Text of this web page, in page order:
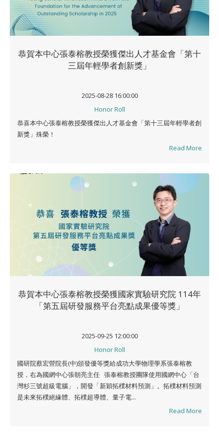
恭賀本中心張泰榕教授榮獲傑出人才基金會「第十
三屆年輕學者創新獎」
2025-08-28 16:00:00
Honor Roll
恭喜本中心張泰榕教授榮獲傑出人才基金會「第十三屆年輕學者創
新獎」殊榮！
Read More
恭賀本中心張泰榕教授榮獲國家實驗研究院 114年
「第五屆研發服務平台亮點成果優等獎」
2025-09-25 12:00:00
Honor Roll
國研院蔡宏營院長(中)頒發優等獎給成功大學物理學系張泰榕教
授，右為國網中心張朝亮主任 張泰榕教授團隊使用國網中心「台
灣杉三號超級電腦」，開發「新穎拓樸材料預測」。拓樸材料預測
是未來拓樸絕緣體、拓樸超導體、量子電...
Read More